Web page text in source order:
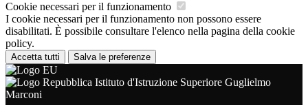
Cookie necessari per il funzionamento
I cookie necessari per il funzionamento non possono essere
disabilitati. È possibile consultare l'elenco nella pagina della cookie
policy.
Accetta tutti Salva le preferenze
Istituto d'Istruzione Superiore Guglielmo
Marconi